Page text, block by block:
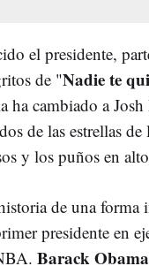
el presidente,
de "Nadie te
ha cambiado a
de las estrellas
y los puños en
de una forma
presidente en
Barack Obama